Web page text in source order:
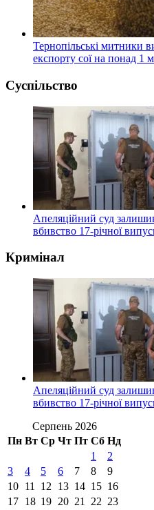
Тернопільські митники
експорту сої на понад 1
Суспільство
Апеляційний суд
вбивство 17-річної
Кримінал
Апеляційний суд
вбивство 17-річної
Серпень 2026
Пн Вт Ср Чт Пт Сб Нд
1
2
3
4 5 6 7 8
9
10 11 12 13 14 15 16
17 18 19 20 21 22 23